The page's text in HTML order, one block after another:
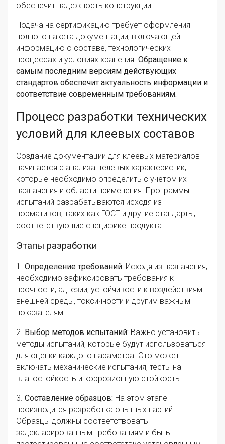
обеспечит надежность конструкции.
Подача на сертификацию требует оформления
полного пакета документации, включающей
информацию о составе, технологических
процессах и условиях хранения. Обращение к
самым последним версиям действующих
стандартов обеспечит актуальность информации и
соответствие современным требованиям.
Процесс разработки технических
условий для клеевых составов
Создание документации для клеевых материалов
начинается с анализа целевых характеристик,
которые необходимо определить с учетом их
назначения и области применения. Программы
испытаний разрабатываются исходя из
нормативов, таких как ГОСТ и другие стандарты,
соответствующие специфике продукта.
Этапы разработки
1. Определение требований: Исходя из назначения,
необходимо зафиксировать требования к
прочности, адгезии, устойчивости к воздействиям
внешней среды, токсичности и другим важным
показателям.
2. Выбор методов испытаний: Важно установить
методы испытаний, которые будут использоваться
для оценки каждого параметра. Это может
включать механические испытания, тесты на
влагостойкость и коррозионную стойкость.
3. Составление образцов: На этом этапе
производится разработка опытных партий.
Образцы должны соответствовать
задекларированным требованиям и быть